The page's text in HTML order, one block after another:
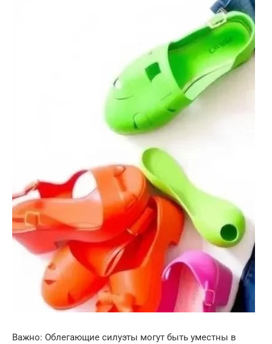
Важно: Облегающие силуэты могут быть уместны в